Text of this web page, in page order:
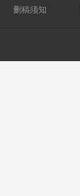
删稿须知